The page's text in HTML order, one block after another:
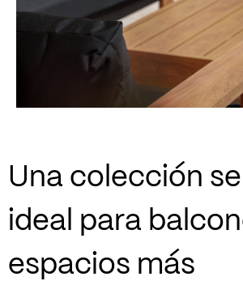
Una colección
ideal para
espacios más